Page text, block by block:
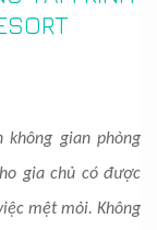
không gian phòng
gia chủ có được
mệt mỏi. Không